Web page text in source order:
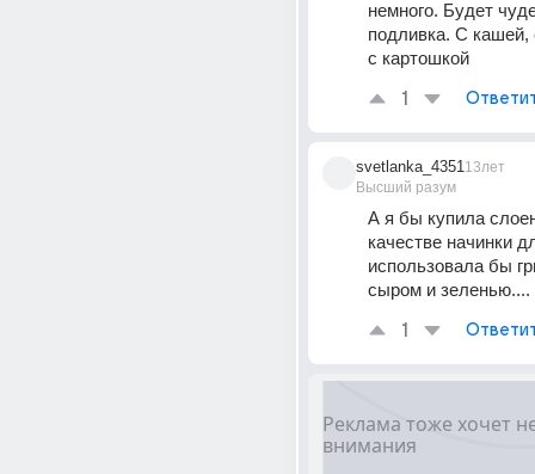
немного. Будет
подливка. С кашей,
с картошкой
1
svetlanka_4351
Высший разум
13лет
А я бы купила
качестве начинки
использовала бы
сыром и зеленью....
1